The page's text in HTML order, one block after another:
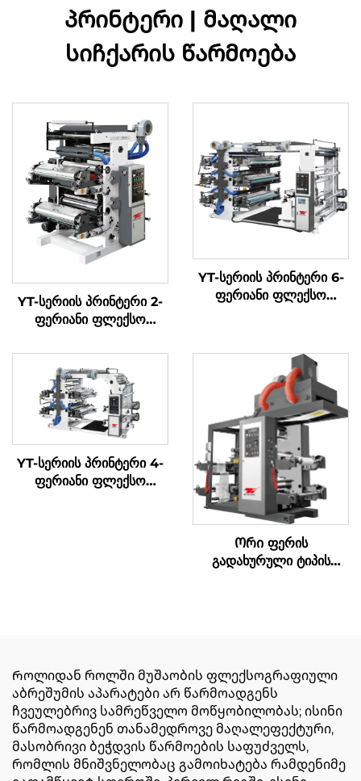
პრინტერი | მაღალი
სიჩქარის წარმოება
YT-სერიის პრინტერი 2-
ფერიანი ფლექსო
YT-სერიის პრინტერი 6-
ფერიანი ფლექსო
YT-სერიის პრინტერი 4-
ფერიანი ფლექსო
Ორი ფერის
გადახურული ტიპის
Როლიდან როლში მუშაობის ფლექსოგრაფიული
აბრეშუმის აპარატები არ წარმოადგენს
ჩვეულებრივ სამრეწველო მოწყობილობას; ისინი
წარმოადგენენ თანამედროვე მაღალეფექტური,
მასობრივი ბეჭდვის წარმოების საფუძველს,
რომლის მნიშვნელობაც გამოიხატება რამდენიმე